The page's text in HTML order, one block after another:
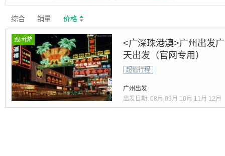
综合 销量 价格
跟团游
<广深珠港澳>广州出发
天出发（官网专用）
超值行程
广州出发
出发日期: 08月 09月 10月 11月 12月